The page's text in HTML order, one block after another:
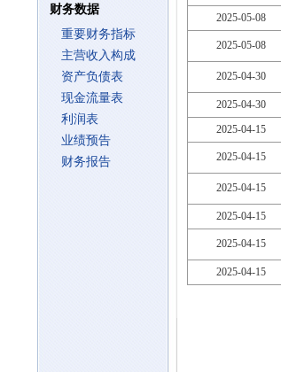
财务数据
重要财务指标
主营收入构成
资产负债表
现金流量表
利润表
业绩预告
财务报告
2025-05-08
2025-05-08
2025-04-30
2025-04-30
2025-04-15
2025-04-15
2025-04-15
2025-04-15
2025-04-15
2025-04-15